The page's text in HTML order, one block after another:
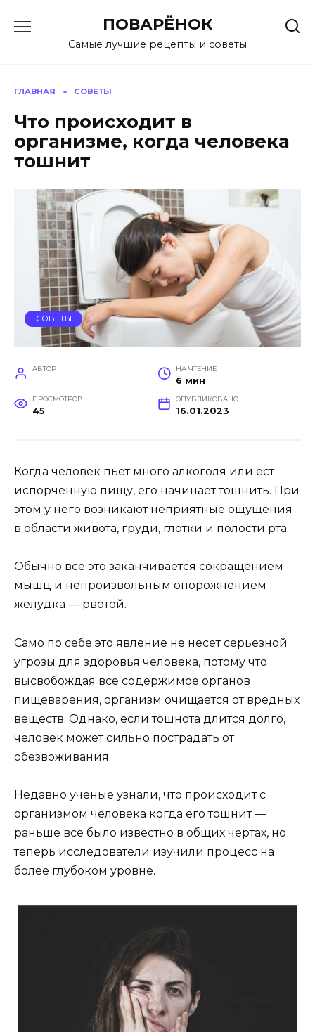
содержанию
ПОВАРЁНОК
Самые лучшие рецепты и советы
ГЛАВНАЯ » СОВЕТЫ
Что происходит в
организме, когда человека
тошнит
СОВЕТЫ
АВТОР НА ЧТЕНИЕ
6 мин
ПРОСМОТРОВ
45
ОПУБЛИКОВАНО
16.01.2023
Когда человек пьет много алкоголя или ест
испорченную пищу, его начинает тошнить. При
этом у него возникают неприятные ощущения
в области живота, груди, глотки и полости рта.
Обычно все это заканчивается сокращением
мышц и непроизвольным опорожнением
желудка — рвотой.
Само по себе это явление не несет серьезной
угрозы для здоровья человека, потому что
высвобождая все содержимое органов
пищеварения, организм очищается от вредных
веществ. Однако, если тошнота длится долго,
человек может сильно пострадать от
обезвоживания.
Недавно ученые узнали, что происходит с
организмом человека когда его тошнит —
раньше все было известно в общих чертах, но
теперь исследователи изучили процесс на
более глубоком уровне.